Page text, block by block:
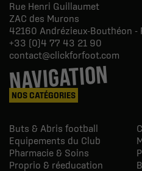
Rue Henri Guillaumet
ZAC des Murons
42160 Andrézieux-Bouthéon -
+33 (0)4 77 43 21 90
contact@clickforfoot.com
NAVIGATION
NOS CATÉGORIES
Buts & Abris football
Equipements du Club
Pharmacie & Soins
Proprio & réeducation